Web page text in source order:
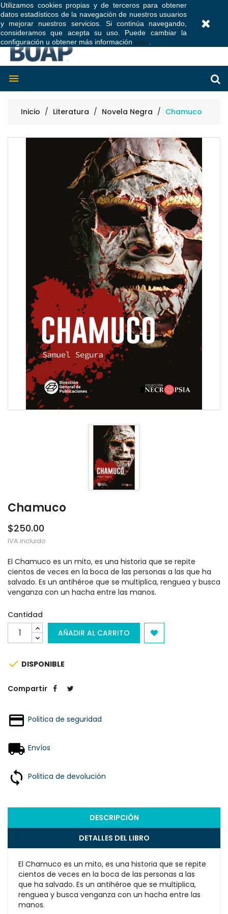
Utilizamos cookies propias y de terceros para obtener
datos estadísticos de la navegación de nuestros usuarios
y mejorar nuestros servicios. Si continúa navegando,
consideramos que acepta su uso. Puede cambiar la
configuración u obtener más información aquí

Inicio Literatura Novela Negra Chamuco
Chamuco
$250.00
IVA incluido
El Chamuco es un mito, es una historia que se repite
cientos de veces en la boca de las personas a las que ha
salvado. Es un antihéroe que se multiplica, renguea y busca
venganza con un hacha entre las manos.
Cantidad
AÑADIR AL CARRITO
 DISPONIBLE
Compartir
Politica de seguridad
Envíos
Politica de devolución
DESCRIPCIÓN
DETALLES DEL LIBRO
El Chamuco es un mito, es una historia que se repite
cientos de veces en la boca de las personas a las
que ha salvado. Es un antihéroe que se multiplica,
renguea y busca venganza con un hacha entre las
manos.